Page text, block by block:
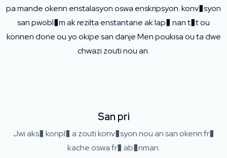
pa mande okenn enstalasyon oswa enskripsyon. konv�syon
san pwobl�m ak rezilta enstantane ak lap� nan t�t ou
konnen done ou yo okipe san danje Men poukisa ou ta dwe
chwazi zouti nou an.
San pri
Jwi aks� konpl� a zouti konv�syon nou an san okenn fr�
kache oswa fr� ab�nman.